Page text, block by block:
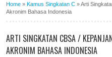
Home » Kamus Singkatan C »Arti
Akronim Bahasa Indonesia
ARTI SINGKATAN CBSA /
AKRONIM BAHASA INDONESIA